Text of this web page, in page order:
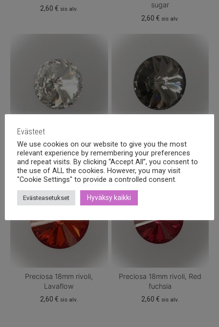
2,60€ sis alv.
sugar
2,60 € sis alv.
Preciosa 18mm rivoli, Crystal
2,30€ sis alv.
Preciosa 18mm rivoli, Graphite
2,60€ sis alv.
Preciosa 18mm rivoli,
Lavaflow
2,60€ sis alv.
Preciosa 18mm rivoli, Red
fuchsia
2,60 € sis alv.
Evästeet
We use cookies on our website to give you the most
relevant experience by remembering your preferences
and repeat visits. By clicking “Accept All”, you consent to
the use of ALL the cookies. However, you may visit
"Cookie Settings" to provide a controlled consent.
Evästeasetukset Hyväksy kaikki